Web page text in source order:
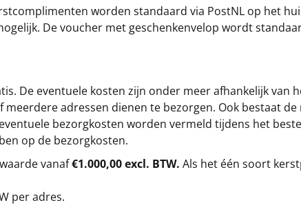
worden standaard via PostNL op het
De voucher met geschenkenvelop wordt
De eventuele kosten zijn onder meer afhankelijk van
adressen dienen te bezorgen. Ook bestaat
bezorgkosten worden vermeld tijdens het
op de bezorgkosten.
vanaf€1.000,00 excl. BTW. Als het één soort
per adres.